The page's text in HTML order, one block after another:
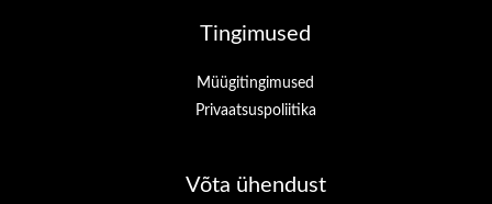
Tingimused
Müügitingimused
Privaatsuspoliitika
Võta ühendust